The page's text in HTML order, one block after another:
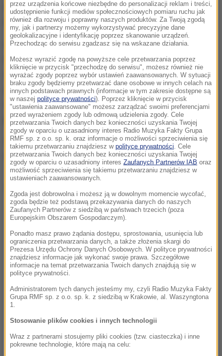
mężczyzna.W aucie była duża niebieska torba, a w
niej worki z suszem roślinnym.
Kryminalni przejęli ponad 4 kilogramy marihuany. 20-
letni sądeczanin został zatrzymany i przewieziony
do Komendy Miejskiej Policji w Nowym Sączu, gdzie
usłyszał zarzut posiadania znacznej ilości środków
odurzających, za cogrozi mu od roku do 10 lat
pozbawienia wolności.
Sąd zastosował wobec mężczyzny tymczasowy
trzymiesięczny areszt.
przez urządzenia końcowe niezbędne do personalizacji reklam i treści,
udostępnienie funkcji mediów społecznościowych pomiaru ruchu jak
również dla rozwoju i poprawny naszych produktów. Za Twoją zgodą
my, jak i partnerzy możemy wykorzystywać precyzyjne dane
geolokalizacyjne i identyfikację poprzez skanowanie urządzeń.
Przechodząc do serwisu zgadzasz się na wskazane działania.
Możesz wyrazić zgodę na powyższe cele przetwarzania poprzez
kliknięcie w przycisk "przechodzę do serwisu", możesz również nie
wyrażać zgody poprzez wybór ustawień zaawansowanych. W sytuacji
braku zgody będziemy przetwarzać dane osobowe w innych celach na
innych podstawach prawnych (informacje w tym zakresie dostępne są
w naszej polityce prywatności). Poprzez kliknięcie w przycisk
"ustawienia zaawansowane" możesz zarządzać swoimi preferencjami
przed wyrażeniem zgody lub odmową udzielenia zgody. Cele
przetwarzania Twoich danych bez konieczności uzyskania Twojej
zgody w oparciu o uzasadniony interes Radio Muzyka Fakty Grupa
RMF sp. z o.o. sp. k. oraz informacje o możliwości sprzeciwienia się
takiemu przetwarzaniu znajdziesz w polityce prywatności . Cele
przetwarzania Twoich danych bez konieczności uzyskania Twojej
zgody w oparciu o uzasadniony interes Zaufanych Partnerów IAB oraz
możliwość sprzeciwienia się takiemu przetwarzaniu znajdziesz w
ustawieniach zaawansowanych.
Zgoda jest dobrowolna i możesz ją w dowolnym momencie wycofać,
zgoda będzie też podstawą przekazywania danych do naszych
Zaufanych Partnerów z siedzibą w państwach trzecich (poza
Europejskim Obszarem Gospodarczym).
Ponadto masz prawo żądania dostępu, sprostowania, usunięcia lub
ograniczenia przetwarzania danych, a także złożenia skargi do
Prezesa Urzędu Ochrony Danych Osobowych. W polityce prywatności
znajdziesz informacje jak wykonać swoje prawa. Szczegółowe
informacje na temat przetwarzania Twoich danych znajdują się w
polityce prywatności.
Administratorem tych danych jesteśmy my, czyli Radio Muzyka Fakty
Grupa RMF sp. z o.o. sp. k. z siedzibą w Krakowie, al. Waszyngtona
1.
Stosowanie plików cookies i innych technologii
Wraz z partnerami stosujemy pliki cookies (tzw. ciasteczka) i inne
pokrewne technologie, które mają na celu: